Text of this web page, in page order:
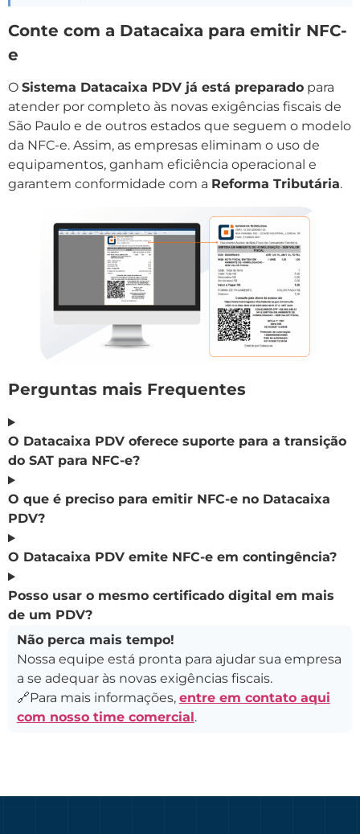
Conte com a Datacaixa para emitir NFC-
e
O Sistema Datacaixa PDV já está preparado para
atender por completo às novas exigências fiscais de
São Paulo e de outros estados que seguem o modelo
da NFC-e. Assim, as empresas eliminam o uso de
equipamentos, ganham eficiência operacional e
garantem conformidade com a Reforma Tributária.
Perguntas mais Frequentes
O Datacaixa PDV oferece suporte para a transição
do SAT para NFC-e?
O que é preciso para emitir NFC-e no Datacaixa
PDV?
O Datacaixa PDV emite NFC-e em contingência?
Posso usar o mesmo certificado digital em mais
de um PDV?
Não perca mais tempo!
Nossa equipe está pronta para ajudar sua empresa
a se adequar às novas exigências fiscais.
🔗Para mais informações, entre em contato aqui
com nosso time comercial.